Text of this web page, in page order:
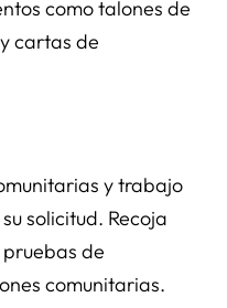
como talones de
cartas de
y trabajo
solicitud. Recoja
de
comunitarias.